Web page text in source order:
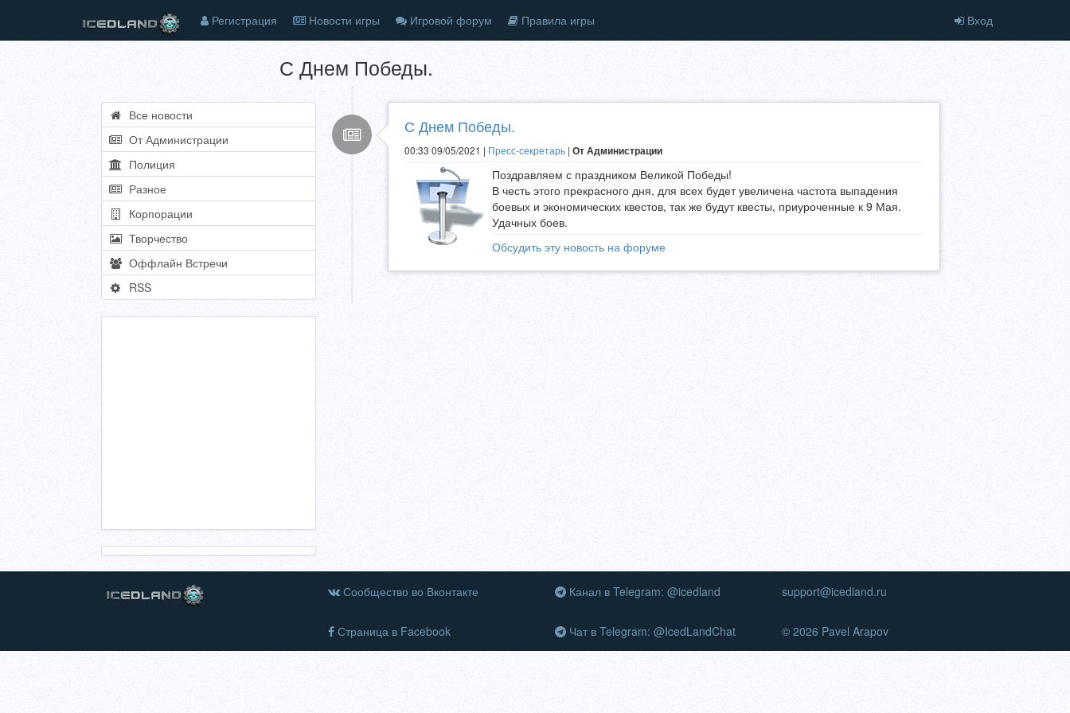
Регистрация Новости игры Игровой форум Правила игры Вход
С Днем Победы.
Все новости
От Администрации
Полиция
Разное
Корпорации
Творчество
Оффлайн Встречи
RSS
С Днем Победы.
00:33 09/05/2021 | Пресс-секретарь | От Администрации
Поздравляем с праздником Великой Победы!
В честь этого прекрасного дня, для всех будет увеличена частота выпадения
боевых и экономических квестов, так же будут квесты, приуроченные к 9 Мая.
Удачных боев.
Обсудить эту новость на форуме
Сообщество во Вконтакте
Страница в Facebook
Канал в Telegram: @icedland
Чат в Telegram: @IcedLandChat
support@icedland.ru
© 2026 Pavel Arapov